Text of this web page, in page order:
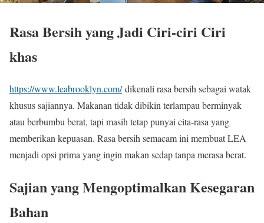
Rasa Bersih yang Jadi Ciri-ciri Ciri
khas
https://www.leabrooklyn.com/dikenali rasa bersih sebagai watak
khusus sajiannya. Makanan tidak dibikin terlampau berminyak
atau berbumbu berat, tapi masih tetap punyai cita-rasa yang
memberikan kepuasan. Rasa bersih semacam ini membuat LEA
menjadi opsi prima yang ingin makan sedap tanpa merasa berat.
Sajian yang Mengoptimalkan Kesegaran
Bahan